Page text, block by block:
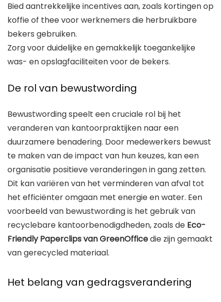
Bied aantrekkelijke incentives aan, zoals kortingen op
koffie of thee voor werknemers die herbruikbare
bekers gebruiken.
Zorg voor duidelijke en gemakkelijk toegankelijke
was- en opslagfaciliteiten voor de bekers.
De rol van bewustwording
Bewustwording speelt een cruciale rol bij het
veranderen van kantoorpraktijken naar een
duurzamere benadering. Door medewerkers bewust
te maken van de impact van hun keuzes, kan een
organisatie positieve veranderingen in gang zetten.
Dit kan variëren van het verminderen van afval tot
het efficiënter omgaan met energie en water. Een
voorbeeld van bewustwording is het gebruik van
recyclebare kantoorbenodigdheden, zoals de Eco-
Friendly Paperclips van GreenOfficedie zijn gemaakt
van gerecycled materiaal.
Het belang van gedragsverandering